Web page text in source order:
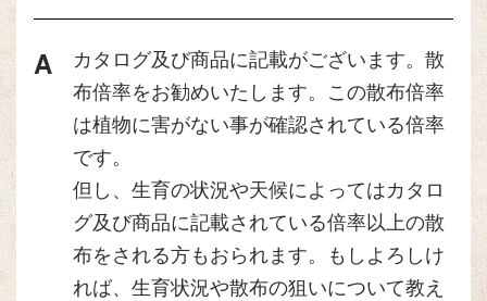
カタログ及び商品に記載がございます。散
布倍率をお勧めいたします。この散布倍率
は植物に害がない事が確認されている倍率
です。
但し、生育の状況や天候によってはカタロ
グ及び商品に記載されている倍率以上の散
布をされる方もおられます。もしよろしけ
れば、生育状況や散布の狙いについて教え